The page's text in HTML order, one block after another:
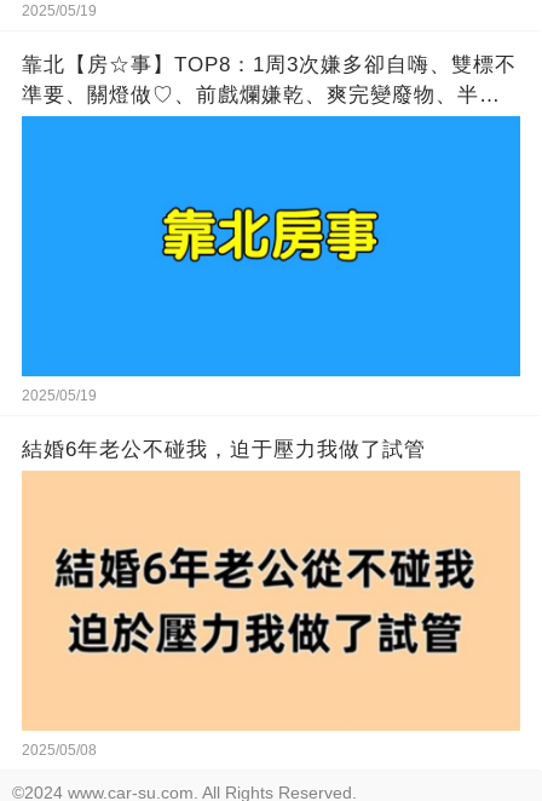
2025/05/19
靠北【房☆事】TOP8：1周3次嫌多卻自嗨、雙標不
準要、關燈做♡、前戲爛嫌乾、爽完變廢物、半夜強
2025/05/19
結婚6年老公不碰我，迫于壓力我做了試管
2025/05/08
©2024 www.car-su.com. All Rights Reserved.